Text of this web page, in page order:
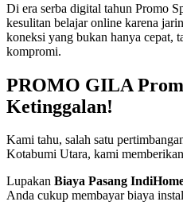
Di era serba digital tahun Promo
kesulitan belajar online karena
koneksi yang bukan hanya cepat,
kompromi.
PROMO GILA
Ketinggalan!
Kami tahu, salah satu
Kotabumi Utara, kami
Lupakan Biaya Pasang
Anda cukup membayar biaya